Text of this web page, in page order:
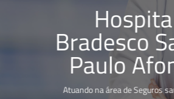
Bradesco
Paulo
Atuando na área de Seguros